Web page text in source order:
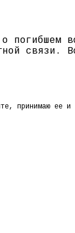
погибшем
связи.
принимаю ее и